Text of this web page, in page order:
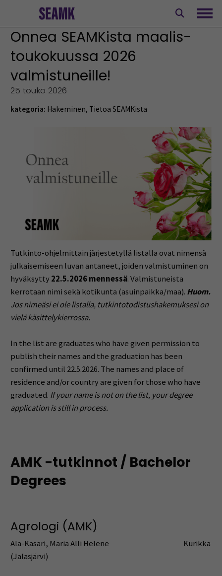
Onnea SEAMKista maalis-
toukokuussa 2026
valmistuneille!
25 touko 2026
kategoria: Hakeminen, Tietoa SEAMKista
Tutkinto-ohjelmittain järjestetyllä listalla ovat nimensä
julkaisemiseen luvan antaneet, joiden valmistuminen on
hyväksytty22.5.2026 mennessä. Valmistuneista
kerrotaan nimi sekä kotikunta (asuinpaikka/maa). Huom.
Jos nimeäsi ei ole listalla, tutkintotodistushakemuksesi on
vielä käsittelykierrossa.
In the list are graduates who have given permission to
publish their names and the graduation has been
confirmed until 22.5.2026. The names and place of
residence and/or country are given for those who have
graduated. If your name is not on the list, your degree
application is still in process.
AMK -tutkinnot / Bachelor
Degrees
Agrologi (AMK)
Ala-Kasari, Maria Alli Helene Kurikka
(Jalasjärvi)